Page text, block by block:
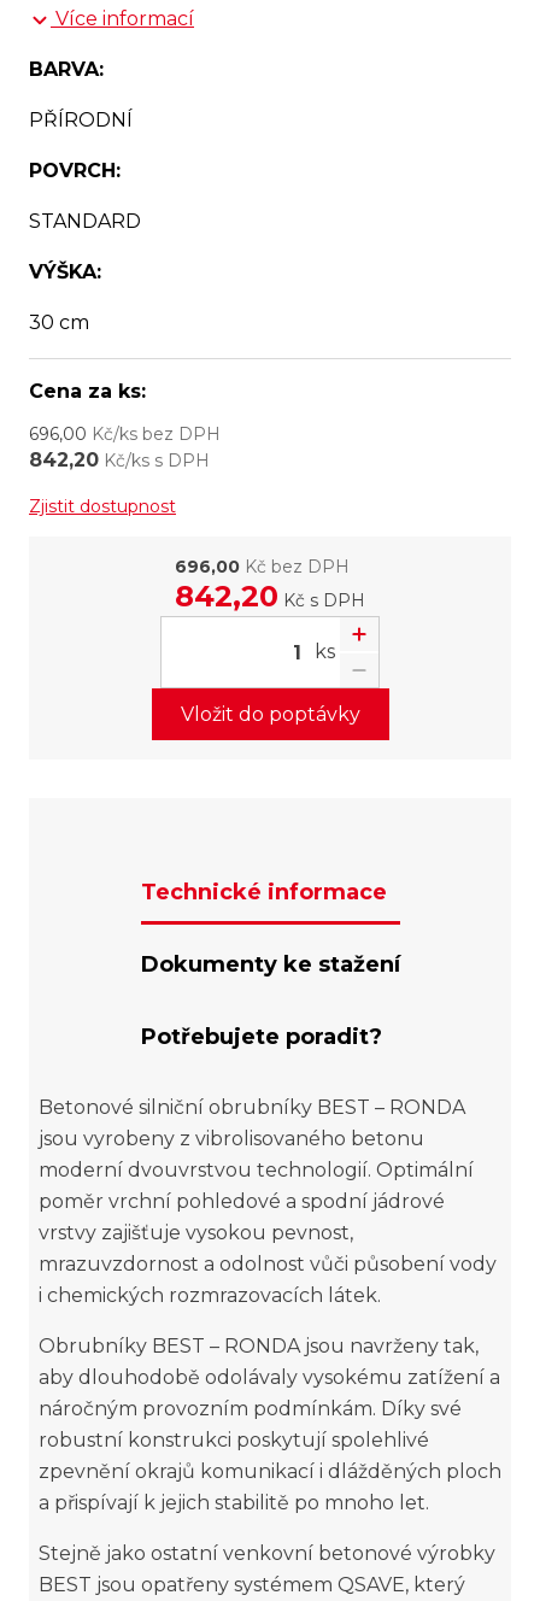
Více informací
BARVA:
PŘÍRODNÍ
POVRCH:
STANDARD
VÝŠKA:
30 cm
Cena za ks:
696,00 Kč/ks bez DPH
842,20 Kč/ks s DPH
Zjistit dostupnost
696,00 Kč bez DPH
842,20 Kč s DPH
ks
Vložit do poptávky
Technické informace
Dokumenty ke stažení
Potřebujete poradit?
Betonové silniční obrubníky BEST – RONDA
jsou vyrobeny z vibrolisovaného betonu
moderní dvouvrstvou technologií. Optimální
poměr vrchní pohledové a spodní jádrové
vrstvy zajišťuje vysokou pevnost,
mrazuvzdornost a odolnost vůči působení vody
i chemických rozmrazovacích látek.
Obrubníky BEST – RONDA jsou navrženy tak,
aby dlouhodobě odolávaly vysokému zatížení a
náročným provozním podmínkám. Díky své
robustní konstrukci poskytují spolehlivé
zpevnění okrajů komunikací i dlážděných ploch
a přispívají k jejich stabilitě po mnoho let.
Stejně jako ostatní venkovní betonové výrobky
BEST jsou opatřeny systémem QSAVE, který